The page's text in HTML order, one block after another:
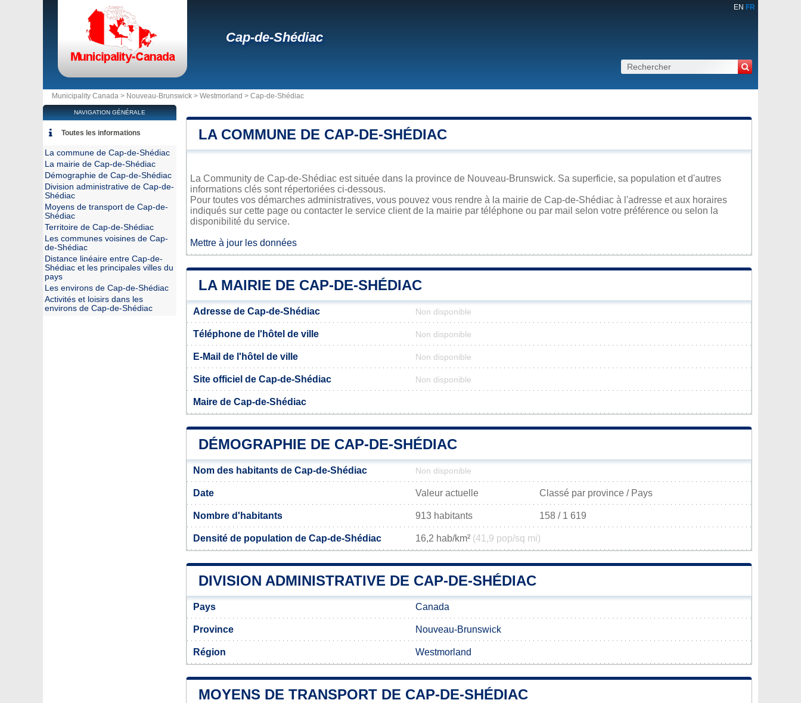
EN FR
Cap-de-Shédiac
Municipality Canada > Nouveau-Brunswick > Westmorland > Cap-de-Shédiac
LA COMMUNE DE CAP-DE-SHÉDIAC
La Community de Cap-de-Shédiac est située dans la province de Nouveau-Brunswick. Sa superficie, sa population et d'autres
informations clés sont répertoriées ci-dessous.
Pour toutes vos démarches administratives, vous pouvez vous rendre à la mairie de Cap-de-Shédiac à l'adresse et aux horaires
indiqués sur cette page ou contacter le service client de la mairie par téléphone ou par mail selon votre préférence ou selon la
disponibilité du service.
Mettre à jour les données
LA MAIRIE DE CAP-DE-SHÉDIAC
Adresse de Cap-de-Shédiac Non disponible
Téléphone de l'hôtel de ville Non disponible
E-Mail de l'hôtel de ville Non disponible
Site officiel de Cap-de-Shédiac Non disponible
Maire de Cap-de-Shédiac
DÉMOGRAPHIE DE CAP-DE-SHÉDIAC
Nom des habitants de Cap-de-Shédiac Non disponible
Date Valeur actuelle Classé par province / Pays
Nombre d'habitants 913 habitants 158 / 1 619
Densité de population de Cap-de-Shédiac 16,2 hab/km² (41,9 pop/sq mi)
DIVISION ADMINISTRATIVE DE CAP-DE-SHÉDIAC
Pays Canada
Province Nouveau-Brunswick
Région Westmorland
MOYENS DE TRANSPORT DE CAP-DE-SHÉDIAC
NAVIGATION GÉNÉRALE
Toutes les informations
La commune de Cap-de-Shédiac
La mairie de Cap-de-Shédiac
Démographie de Cap-de-Shédiac
Division administrative de Cap-de-
Shédiac
Moyens de transport de Cap-de-
Shédiac
Territoire de Cap-de-Shédiac
Les communes voisines de Cap-
de-Shédiac
Distance linéaire entre Cap-de-
Shédiac et les principales villes du
pays
Les environs de Cap-de-Shédiac
Activités et loisirs dans les
environs de Cap-de-Shédiac